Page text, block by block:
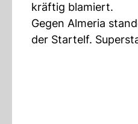
kräftig blamiert.
Gegen Almeria
der Startelf.